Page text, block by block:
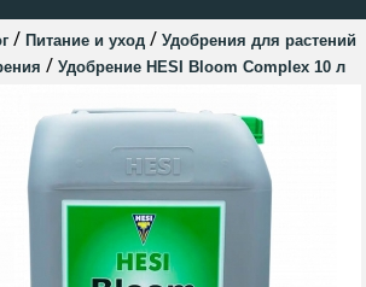
/ Питание и уход / Удобрения для растений
/ Удобрение HESI Bloom Complex 10 л